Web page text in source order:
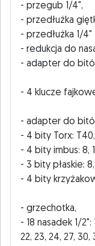
- przegub 1/4",
- przedłużka
- przedłużka 1/4"
- redukcja do
- adapter do
- 4 klucze fajkowe
- adapter do
- 4 bity Torx: T40,
- 4 bity imbus: 8,
- 3 bity płaskie: 8,
- 4 bity
- grzechotka,
- 18 nasadek 1/2":
22, 23, 24, 27, 30,